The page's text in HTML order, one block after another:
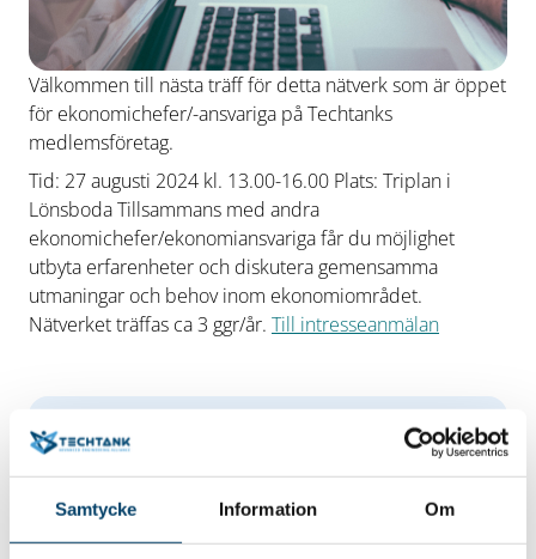
Samtycke Information Om
Välkommen till nästa träff för detta nätverk som är öppet
för ekonomichefer/-ansvariga på Techtanks
medlemsföretag.
Tid: 27 augusti 2024 kl. 13.00-16.00 Plats: Triplan i
Lönsboda Tillsammans med andra
ekonomichefer/ekonomiansvariga får du möjlighet
utbyta erfarenheter och diskutera gemensamma
utmaningar och behov inom ekonomiområdet.
Nätverket träffas ca 3 ggr/år. Till intresseanmälan
Datum/tid
2024-08-27
27 augusti 2024 kl. 13-16
Plats